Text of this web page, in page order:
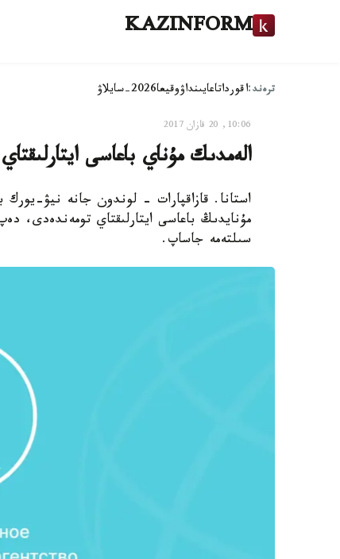
KAZINFORM
ترەند:اقورداتاعايىنداۋوقيعا2026-سايلاۋ
10:06, 20 قازان 2017
الەمدىك مۇناي باعاسى
استانا. قازاقپارات - لوندون جانە نيۋ-يورك
مۇنايدىڭ باعاسى ايتارلىقتاي تومەندەدى،
سىلتەمە جاساپ.